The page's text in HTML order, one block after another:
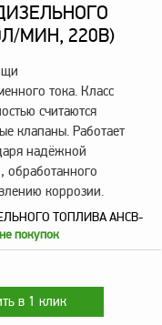
МИН, 220В)
тока. Класс
считаются
клапаны. Работает
надёжной
обработанного
коррозии.
ТОПЛИВА AHCB-
покупок